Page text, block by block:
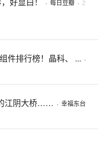
· 每日豆瓣 · 2
件排行榜！晶科、 ... ·
江阴大桥…… · 幸福东台